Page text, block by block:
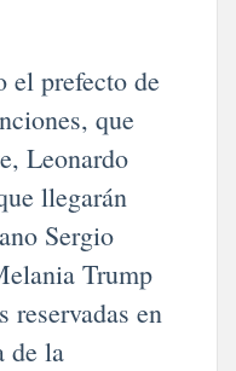
el prefecto de
que
Leonardo
llegarán
Sergio
Trump
reservadas en
de la